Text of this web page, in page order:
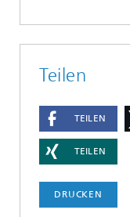
Teilen
TEILEN
TEILEN
DRUCKEN